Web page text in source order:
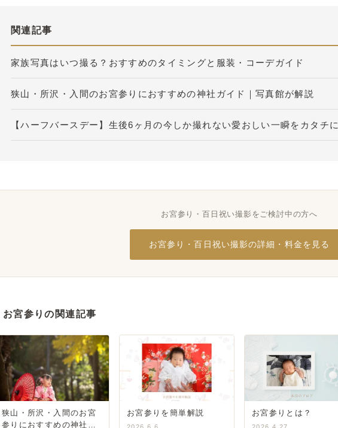
関連記事
家族写真はいつ撮る？おすすめのタイミングと服装・コーデガイド
狭山・所沢・入間のお宮参りにおすすめの神社ガイド｜写真館が解説
【ハーフバースデー】生後6ヶ月の今しか撮れない愛おしい一瞬をカタチに
お宮参り・百日祝い撮影をご検討中の方へ
お宮参り・百日祝い撮影の詳細・料金を見る
お宮参りの関連記事
狭山・所沢・入間のお宮
参りにおすすめの神社ガ
お宮参りを簡単解説 お宮参りとは？